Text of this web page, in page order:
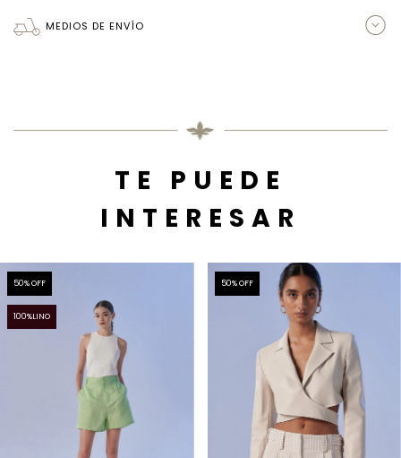
MEDIOS DE ENVÍO
TE PUEDE
INTERESAR
50% OFF
100%LINO
50% OFF